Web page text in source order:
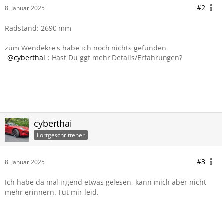
8. Januar 2025 #2
Radstand: 2690 mm
zum Wendekreis habe ich noch nichts gefunden.
cyberthai : Hast Du ggf mehr Details/Erfahrungen?
cyberthai
Fortgeschrittener
8. Januar 2025 #3
Ich habe da mal irgend etwas gelesen, kann mich aber nicht
mehr erinnern. Tut mir leid.